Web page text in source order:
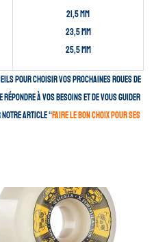
21,5 mm
23,5 mm
25,5 mm
pour choisir vos prochaines roues de
à vos besoins et de vous guider
notre article “faire le bon choix pour ses